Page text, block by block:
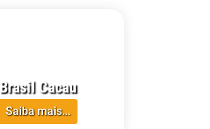
Brasil Cacau
Saiba mais...